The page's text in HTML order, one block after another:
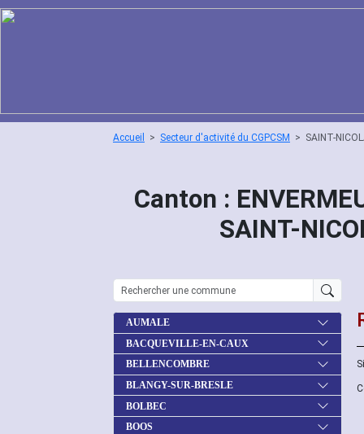
Accueil Secteur d'activité du CGPCSM SAINT-
Canton :
SAINT-
AUMALE
BACQUEVILLE-EN-CAUX
BELLENCOMBRE
BLANGY-SUR-BRESLE
BOLBEC
BOOS